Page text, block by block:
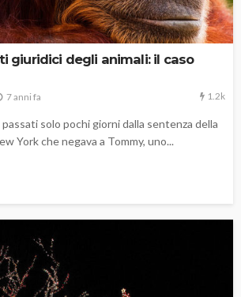
giuridici degli animali: il caso
7 anni fa 1.2k
solo pochi giorni dalla sentenza della
York che negava a Tommy, uno...